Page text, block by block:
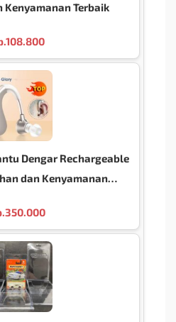
Kenyamanan Terbaik
108.800
Dengar Rechargeable
dan Kenyamanan
350.000